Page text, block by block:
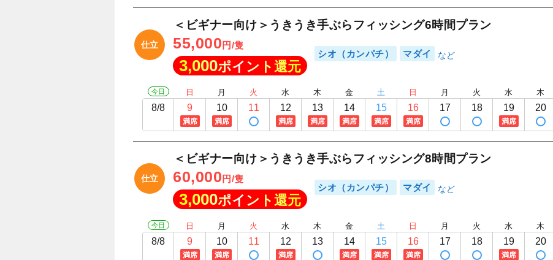
仕立
＜ビギナー向け＞うきうき手ぶらフィッシング6時間プラン
55,000 円/隻
3,000ポイント還元
シオ（カンパチ） マダイ
今日
8/8
日
9
満席
月
10
満席
火
11
水
12
満席
木
13
満席
金
14
満席
土
15
満席
日
16
満席
月
17
火
18
水
19
満席
木
20
仕立
＜ビギナー向け＞うきうき手ぶらフィッシング8時間プラン
60,000 円/隻
3,000ポイント還元
シオ（カンパチ） マダイ
今日
8/8
日
9
満席
月
10
満席
火
11
水
12
満席
木
13
金
14
満席
土
15
満席
日
16
満席
月
17
火
18
水
19
満席
木
20
フィッシング＆クルーズはるまる